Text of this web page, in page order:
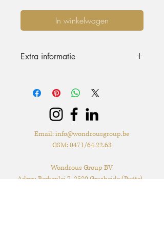
In winkelwagen
Extra informatie
Email: info@wondrousgroup.be
GSM: 0471/64.22.63
Wondrous Group BV
Adres: Berkenlei 7, 2580 Grasheide (Putte) -